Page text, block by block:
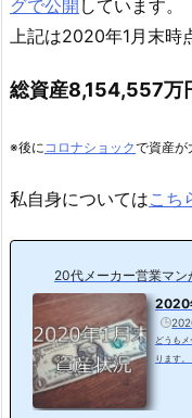
グで公開 しています。
上記は2020年1月末時
総資産8,154,557万
※後にコロナショックで資産が
私自身についてはこち
20代メーカー営業マ
2020
どうも
ります